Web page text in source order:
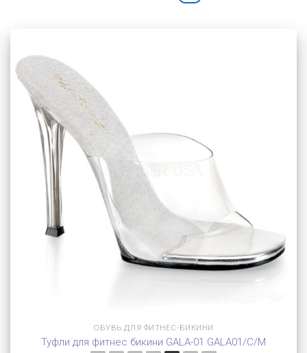
ОБУВЬ ДЛЯ ФИТНЕС-БИКИНИ
Туфли для фитнес бикини GALA-01 GALA01/C/M